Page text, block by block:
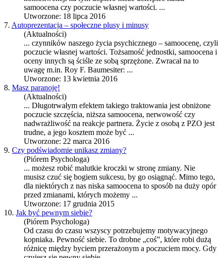
samoocena czy poczucie własnej wartości. ...
Utworzone: 18 lipca 2016
7. Autoprezentacja – społeczne plusy i minusy
(Aktualności)
... czynników naszego życia psychicznego – samoocenę, czyli
poczucie własnej wartości. Tożsamość jednostki, samoocena i
oceny innych są ściśle ze sobą sprzężone. Zwracał na to
uwagę m.in. Roy F. Baumesiter: ...
Utworzone: 13 kwietnia 2016
8. Masz paranoję!
(Aktualności)
... Długotrwałym efektem takiego traktowania jest obniżone
poczucie szczęścia, niższa samoocena, nerwowość czy
nadwrażliwość na reakcje partnera. Życie z osobą z PZO jest
trudne, a jego kosztem może być ...
Utworzone: 22 marca 2016
9. Czy podświadomie unikasz zmiany?
(Piórem Psychologa)
... możesz robić malutkie kroczki w stronę zmiany. Nie
musisz czuć się bogiem sukcesu, by go osiągnąć. Mimo tego,
dla niektórych z nas niska samoocena to sposób na duży opór
przed zmianami, których możemy ...
Utworzone: 17 grudnia 2015
10. Jak być pewnym siebie?
(Piórem Psychologa)
Od czasu do czasu wszyscy potrzebujemy motywacyjnego
kopniaka. Pewność siebie. To drobne „coś”, które robi dużą
różnicę między byciem przerażonym a poczuciem mocy. Gdy